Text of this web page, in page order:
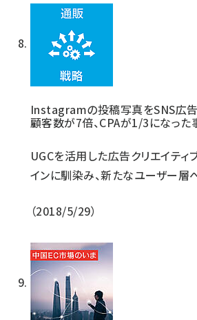
Instagramの投稿写真をSNS広
顧客数が7倍、CPAが1/3になった
UGCを活用した広告クリエイティ
インに馴染み、新たなユーザー層
2018/5/29